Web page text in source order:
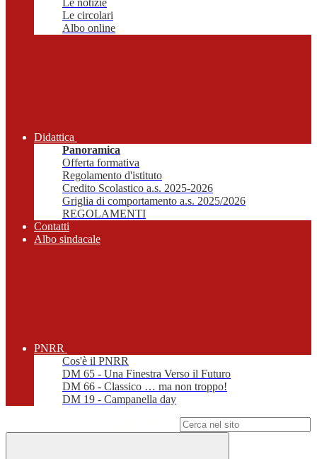
Le notizie
Le circolari
Albo online
Didattica
Panoramica
Offerta formativa
Regolamento d'istituto
Credito Scolastico a.s. 2025-2026
Griglia di comportamento a.s. 2025/2026
REGOLAMENTI
Contatti
Albo sindacale
PNRR
Cos'è il PNRR
DM 65 - Una Finestra Verso il Futuro
DM 66 - Classico … ma non troppo!
DM 19 - Campanella day